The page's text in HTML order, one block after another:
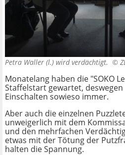
Petra Waller (l.) wird verdächtigt. ©
Monatelang haben die "SOKO
Staffelstart gewartet,
Einschalten sowieso immer.
Aber auch die einzelnen
unweigerlich mit dem
und den mehrfachen
etwas mit der Tötung der
halten die Spannung.